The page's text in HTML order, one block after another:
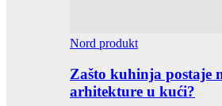
Nord produkt
Zašto kuhinja postaje
arhitekture u kući?